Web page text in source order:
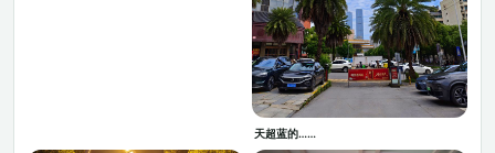
天超蓝的……